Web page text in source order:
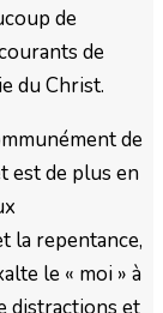
de
de
du Christ.
de
est de plus en
la repentance,
le « moi » à
distractions et